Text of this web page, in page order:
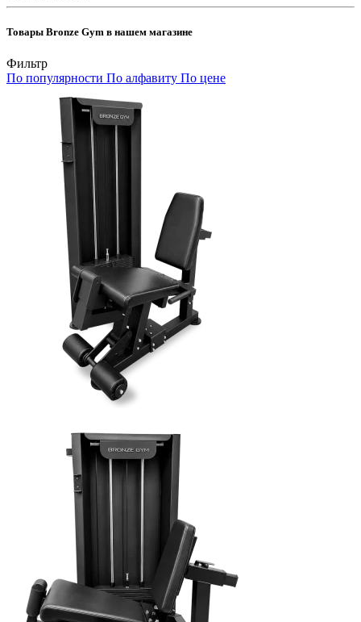
Товары Bronze Gym в нашем магазине
Фильтр
По популярности По алфавиту По цене